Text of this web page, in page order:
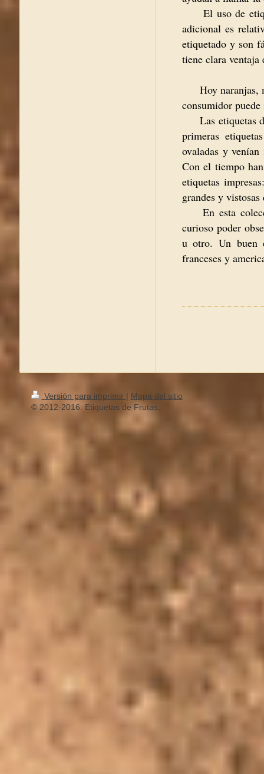
El uso de
adicional es
etiquetado y son
tiene clara ventaja
Hoy naranjas,
consumidor
Las etiquetas
primeras
ovaladas y
Con el tiempo
etiquetas
grandes y vistosas
En esta
curioso poder
u otro. Un buen
franceses y
Versión para imprimir | Mapa del sitio
© 2012-2016. Etiquetas de Frutas.